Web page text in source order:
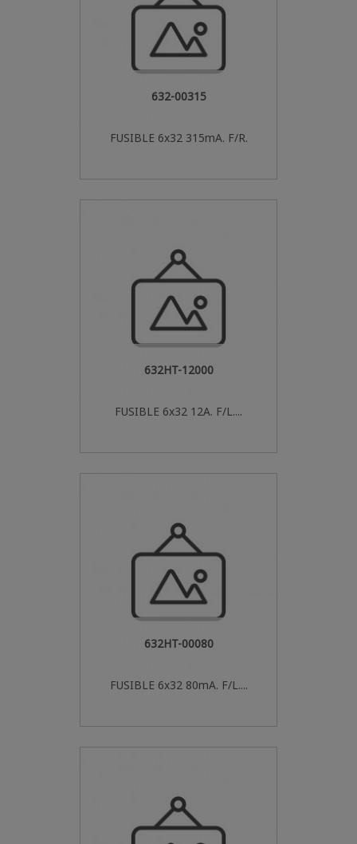
632-00315
FUSIBLE 6x32 315mA. F/R.
632HT-12000
FUSIBLE 6x32 12A. F/L....
632HT-00080
FUSIBLE 6x32 80mA. F/L....